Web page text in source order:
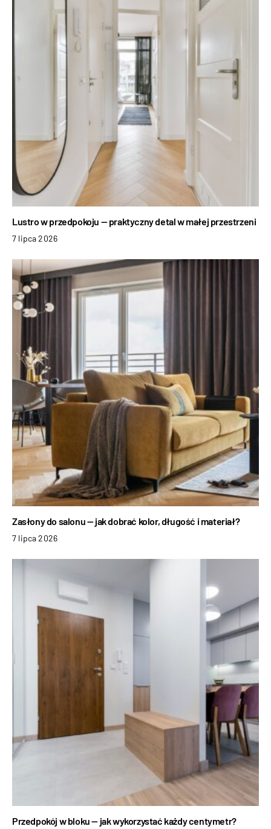
Lustro w przedpokoju — praktyczny detal w małej przestrzeni
7 lipca 2026
Zasłony do salonu — jak dobrać kolor, długość i materiał?
7 lipca 2026
Przedpokój w bloku — jak wykorzystać każdy centymetr?